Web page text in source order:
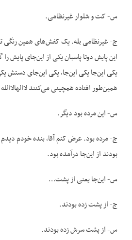
س- کت و شلوار غیرنظامی.
ج- غیرنظامی بله. یک کفش‌های همین رنگی
این پایش دوتا پاسبان یکی از این‌جای پایش
یکی این‌جا یکی این‌جا، یکی این‌جای دستش
همین‌طور افتاده همچینی می‌کنند
س- این مرده بود دیگر.
ج- مرده بود. عرض کنم آقا، بنده خودم دیدم
بودند از این‌جا درآمده بود.
س- این‌جا یعنی از پشت…
ج- از پشت زده بودند.
س- از پشت سرش زده بودند.